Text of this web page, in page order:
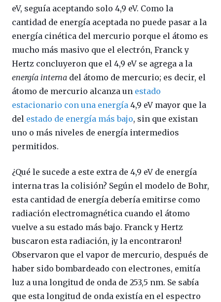
eV, seguía aceptando solo 4,9 eV. Como la
cantidad de energía aceptada no puede pasar a la
energía cinética del mercurio porque el átomo es
mucho más masivo que el electrón, Franck y
Hertz concluyeron que el 4,9 eV se agrega a la
energía interna del átomo de mercurio; es decir, el
átomo de mercurio alcanza un estado
estacionario con una energía 4,9 eV mayor que la
del estado de energía más bajo, sin que existan
uno o más niveles de energía intermedios
permitidos.
¿Qué le sucede a este extra de 4,9 eV de energía
interna tras la colisión? Según el modelo de Bohr,
esta cantidad de energía debería emitirse como
radiación electromagnética cuando el átomo
vuelve a su estado más bajo. Franck y Hertz
buscaron esta radiación, ¡y la encontraron!
Observaron que el vapor de mercurio, después de
haber sido bombardeado con electrones, emitía
luz a una longitud de onda de 253,5 nm. Se sabía
que esta longitud de onda existía en el espectro